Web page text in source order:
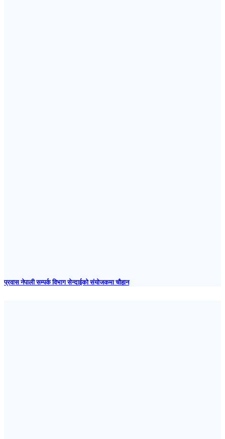
प्रवास नेपाली सम्पर्क विभाग सेन्दाईको संयोजकमा चौहान